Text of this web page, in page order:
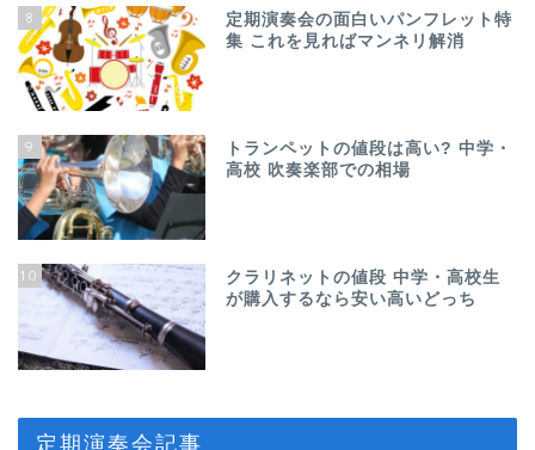
8
定期演奏会の面白いパンフレット特
集 これを見ればマンネリ解消
9
トランペットの値段は高い? 中学・
高校 吹奏楽部での相場
10
クラリネットの値段 中学・高校生
が購入するなら安い高いどっち
定期演奏会記事